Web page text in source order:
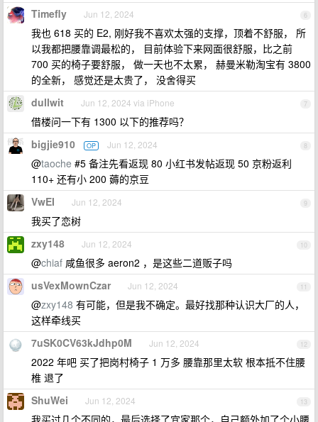
6
Timefly Jun 12, 2024
我也 618 买的 E2, 刚好我不喜欢太强的支撑，顶着不舒服， 所
以我都把腰靠调最松的， 目前体验下来网面很舒服，比之前
700 买的椅子要舒服， 做一天也不太累， 赫曼米勒淘宝有 3800
的全新， 感觉还是太贵了， 没舍得买
7
dullwit Jun 12, 2024 via iPhone
借楼问一下有 1300 以下的推荐吗？
8
bigjie910 OP Jun 12, 2024
@taoche #5 备注先看返现 80 小红书发帖返现 50 京粉返利
110+ 还有小 200 薅的京豆
9
VwEI Jun 12, 2024
我买了恋树
10
zxy148 Jun 12, 2024
@chiaf 咸鱼很多 aeron2 ，是这些二道贩子吗
11
usVexMownCzar Jun 12, 2024
@zxy148 有可能，但是我不确定。最好找那种认识大厂的人，
这样牵线买
12
7uSK0CV63kJdhp0M Jun 12, 2024
2022 年吧 买了把岗村椅子 1 万多 腰靠那里太软 根本抵不住腰
椎 退了
13
ShuWei Jun 12, 2024
我买过几个不同的，最后选择了宜家那个，自己额外加了个小腰